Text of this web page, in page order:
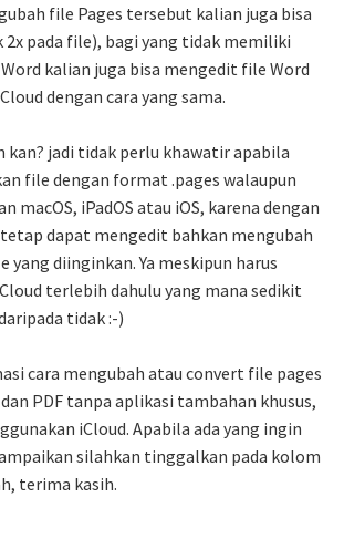
file Pages tersebut kalian juga bisa
pada file), bagi yang tidak memiliki
kalian juga bisa mengedit file Word
dengan cara yang sama.
kan? jadi tidak perlu khawatir apabila
file dengan format .pages walaupun
macOS, iPadOS atau iOS, karena dengan
dapat mengedit bahkan mengubah
diinginkan. Ya meskipun harus
terlebih dahulu yang mana sedikit
tidak :-)
cara mengubah atau convert file pages
PDF tanpa aplikasi tambahan khusus,
iCloud. Apabila ada yang ingin
silahkan tinggalkan pada kolom
terima kasih.